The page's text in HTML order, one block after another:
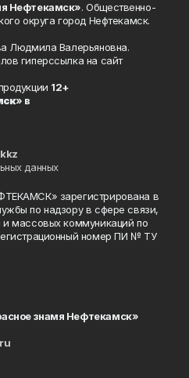
Нефтекамск». Общественно-
округа город Нефтекамск.
Людмила Валерьяновна.
гиперссылка на сайт
12+
» в
данных
зарегистрирована в
по надзору в сфере связи,
и массовых коммуникаций по
номер ПИ № ТУ
знамя Нефтекамск»